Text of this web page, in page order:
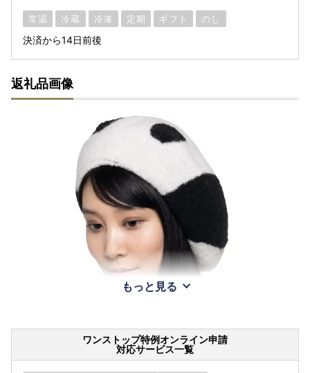
常温 冷蔵 冷凍 定期 ギフト のし
決済から14日前後
返礼品画像
もっと見る
ワンストップ特例オンライン申請
対応サービス一覧